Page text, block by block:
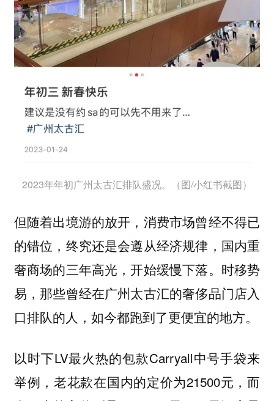
2023年年初广州太古汇排队盛况。（图/小红书截图）
但随着出境游的放开，消费市场曾经不得已
的错位，终究还是会遵从经济规律，国内重
奢商场的三年高光，开始缓慢下落。时移势
易，那些曾经在广州太古汇的奢侈品门店入
口排队的人，如今都跑到了更便宜的地方。
以时下LV最火热的包款Carryall中号手袋来
举例，老花款在国内的定价为21500元，而